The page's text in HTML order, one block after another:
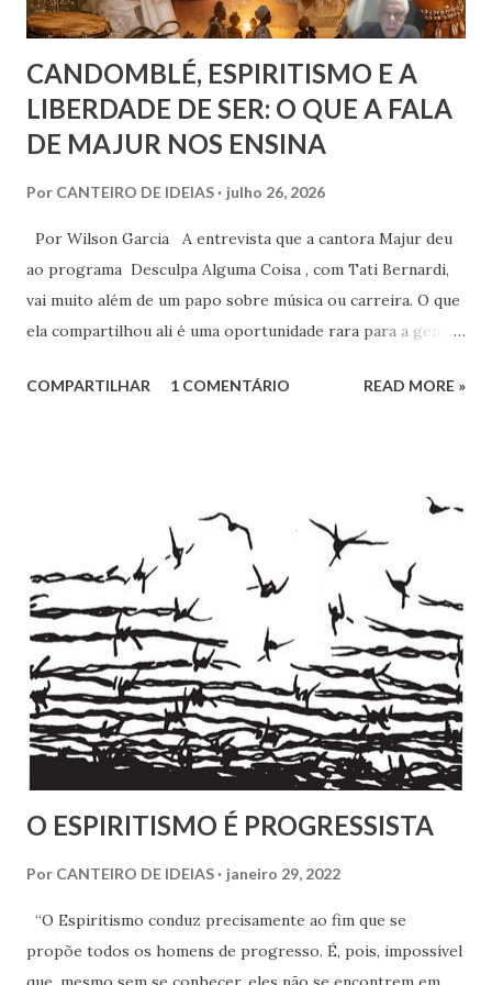
CANDOMBLÉ, ESPIRITISMO E A
LIBERDADE DE SER: O QUE A FALA
DE MAJUR NOS ENSINA
Por CANTEIRO DE IDEIAS julho 26, 2026
Por Wilson Garcia A entrevista que a cantora Majur deu
ao programa Desculpa Alguma Coisa , com Tati Bernardi,
vai muito além de um papo sobre música ou carreira. O que
ela compartilhou ali é uma oportunidade rara para a gente
identidade espiritual, pertencimento e intolerância
Ao dizer que deixar o ambiente evangélico não significou
abandonar Deus, mas sim se libertar de uma prisão, ela
expõe algo que muita gente vive: a busca por uma
espiritualidade que faça sentido com quem a gente
realmente é.
COMPARTILHAR 1 COMENTÁRIO READ MORE »
O ESPIRITISMO É PROGRESSISTA
Por CANTEIRO DE IDEIAS janeiro 29, 2022
“O Espiritismo conduz precisamente ao fim que se
propõe todos os homens de progresso. É, pois, impossível